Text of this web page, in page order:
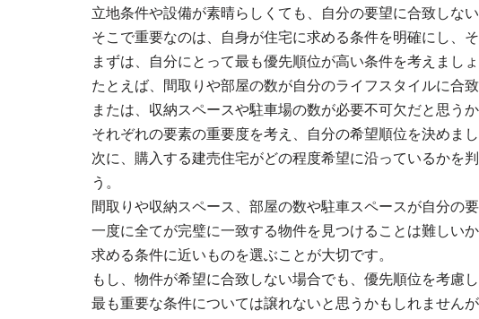
立地条件や設備が素晴らしくても、自分の要望に合致しな
そこで重要なのは、自身が住宅に求める条件を明確にし、
まずは、自分にとって最も優先順位が高い条件を考えましょ
たとえば、間取りや部屋の数が自分のライフスタイルに合
または、収納スペースや駐車場の数が必要不可欠だと思うか
それぞれの要素の重要度を考え、自分の希望順位を決めまし
次に、購入する建売住宅がどの程度希望に沿っているかを
う。
間取りや収納スペース、部屋の数や駐車スペースが自分の
一度に全てが完璧に一致する物件を見つけることは難しい
求める条件に近いものを選ぶことが大切です。
もし、物件が希望に合致しない場合でも、優先順位を考慮し
最も重要な条件については譲れないと思うかもしれません